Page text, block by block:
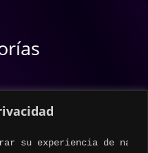
su experiencia de